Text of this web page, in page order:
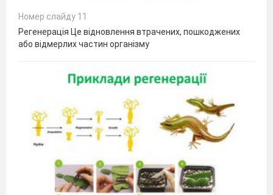
Номер слайду 11
Регенерація Це відновлення втрачених, пошкоджених
або відмерлих частин організму